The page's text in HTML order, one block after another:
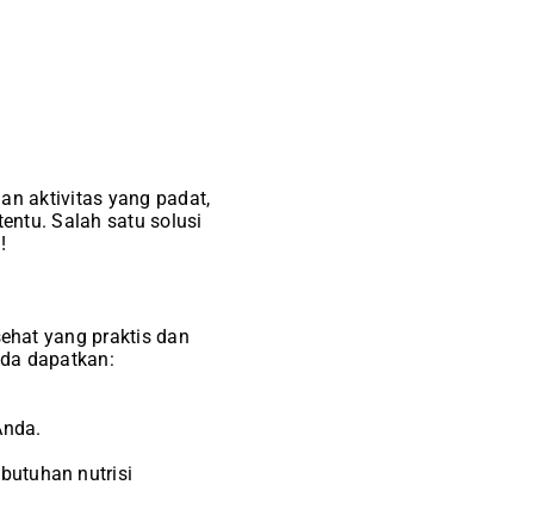
aktivitas yang padat,
Salah satu solusi
yang praktis dan
dapatkan:
nutrisi